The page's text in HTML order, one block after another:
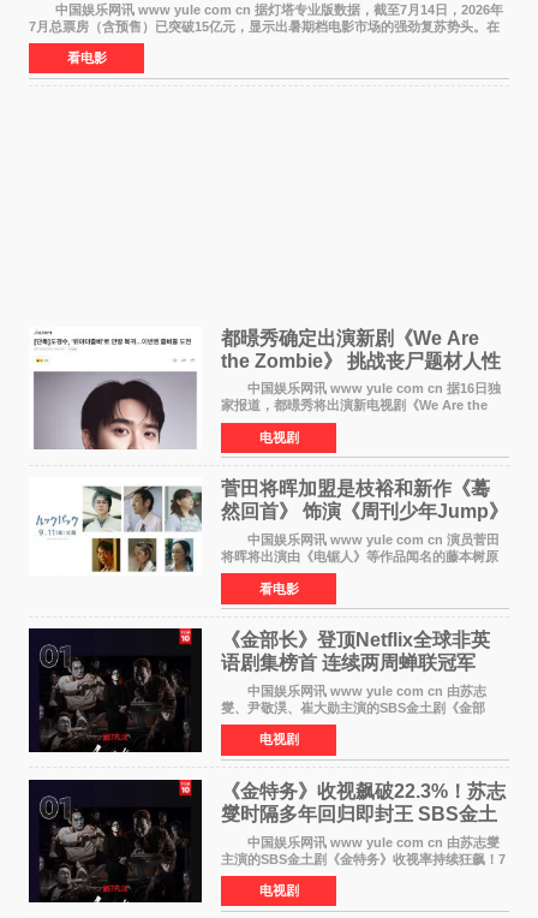
中国娱乐网讯 www yule com cn 据灯塔专业版数据，截至7月14日，2026年
7月总票房（含预售）已突破15亿元，显示出暑期档电影市场的强劲复苏势头。在
众多上映影片中，《功夫女足》《小黄人与大
看电影
都暻秀确定出演新剧《We Are
the Zombie》 挑战丧尸题材人性
喜剧
中国娱乐网讯 www yule com cn 据16日独
家报道，都暻秀将出演新电视剧《We Are the
Zombie》，在剧中饰演主演金仁钟一角，挑战与
以往丧尸题材截然不同的人性喜剧。 新剧
《We Are t
电视剧
菅田将晖加盟是枝裕和新作《蓦
然回首》 饰演《周刊少年Jump》
编辑
中国娱乐网讯 www yule com cn 演员菅田
将晖将出演由《电锯人》等作品闻名的藤本树原
作漫画改编的电影《蓦然回首》（是枝裕和导
演）。菅田饰演的角色是初中时代两位主人公带
着完成的作品前去
看电影
《金部长》登顶Netflix全球非英
语剧集榜首 连续两周蝉联冠军
中国娱乐网讯 www yule com cn 由苏志
燮、尹敬淏、崔大勋主演的SBS金土剧《金部
长》持续席卷全球，收获海内外观众热烈反
响。 15日，据Netflix官方排行榜网站Tudum
公布的数据，SBS金土剧《
电视剧
《金特务》收视飙破22.3%！苏志
燮时隔多年回归即封王 SBS金土
剧新纪录诞生
中国娱乐网讯 www yule com cn 由苏志燮
主演的SBS金土剧《金特务》收视率持续狂飙！7
月11日播出的第6集全国平均收视率高达22 3%，
瞬间最高更冲上26 4%，不仅再度刷新自身纪
录，更稳坐同时段
电视剧